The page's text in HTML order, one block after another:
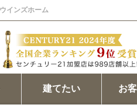
インズホーム
建てたい お